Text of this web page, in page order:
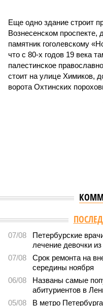
Еще одно здание строит
Вознесенском
памятник гоголевскому
что с 80-х годов 19 века
палестинское
стоит на улице Химиков,
ворота Охтинских
Версия //Общество //
Стали
вступительной кампании в
Стали известны
кампании в
Кто куда